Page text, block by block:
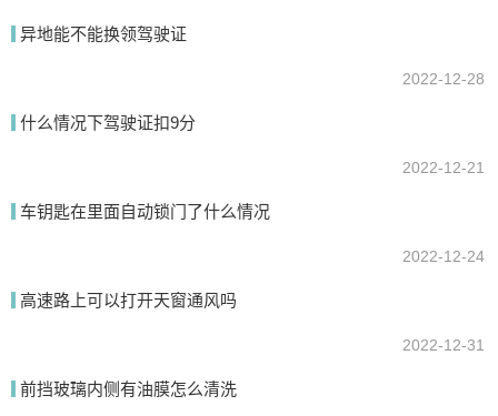
异地能不能换领驾驶证
2022-12-28
什么情况下驾驶证扣9分
2022-12-21
车钥匙在里面自动锁门了什么情况
2022-12-24
高速路上可以打开天窗通风吗
2022-12-31
前挡玻璃内侧有油膜怎么清洗